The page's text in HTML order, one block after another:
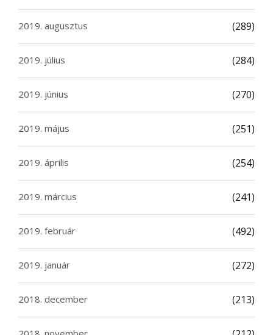
2019. augusztus (289)
2019. július (284)
2019. június (270)
2019. május (251)
2019. április (254)
2019. március (241)
2019. február (492)
2019. január (272)
2018. december (213)